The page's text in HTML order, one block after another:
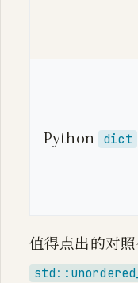
Python dict
值得点出的对照